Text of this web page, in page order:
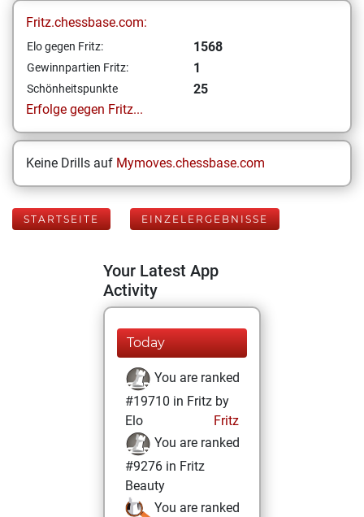
Fritz.chessbase.com:
Elo gegen Fritz: 1568
Gewinnpartien Fritz: 1
Schönheitspunkte
25
Erfolge gegen Fritz...
Keine Drills auf Mymoves.chessbase.com
STARTSEITE EINZELERGEBNISSE
Your Latest App
Activity
Today
You are ranked
#19710 in Fritz by
Elo
Fritz
You are ranked
#9276 in Fritz
Beauty
You are ranked